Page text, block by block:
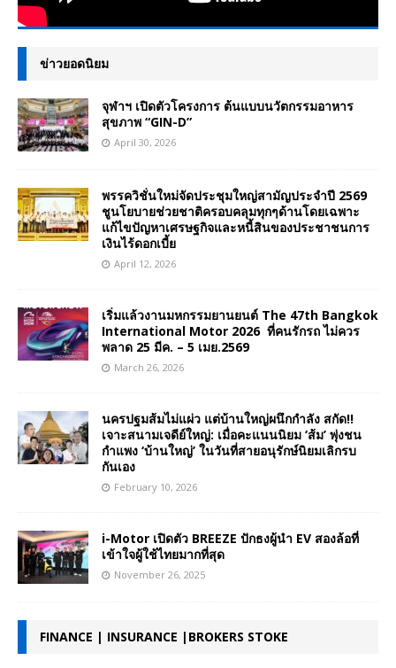
ข่าวยอดนิยม
จุฬาฯ เปิดตัวโครงการ ต้นแบบนวัตกรรมอาหาร
สุขภาพ “GIN-D”
April 30, 2026
พรรควิชั่นใหม่จัดประชุมใหญ่สามัญประจำปี 2569
ชูนโยบายช่วยชาติครอบคลุมทุกๆด้านโดยเฉพาะ
แก้ไขปัญหาเศรษฐกิจและหนี้สินของประชาชนการ
เงินไร้ดอกเบี้ย
April 12, 2026
เริ่มแล้วงานมหกรรมยานยนต์ The 47th Bangkok
International Motor 2026 ที่คนรักรถ ไม่ควร
พลาด 25 มีค. – 5 เมย.2569
March 26, 2026
นครปฐมส้มไม่แผ่ว แต่บ้านใหญ่ผนึกกำลัง สกัด!!
เจาะสนามเจดีย์ใหญ่: เมื่อคะแนนนิยม ‘ส้ม’ พุ่งชน
กำแพง ‘บ้านใหญ่’ ในวันที่สายอนุรักษ์นิยมเลิกรบ
กันเอง
February 10, 2026
i-Motor เปิดตัว BREEZE ปักธงผู้นำ EV สองล้อที่
เข้าใจผู้ใช้ไทยมากที่สุด
November 26, 2025
FINANCE | INSURANCE |BROKERS STOKE